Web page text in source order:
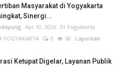
Masyarakat di Yogyakarta
Sinergi...
Apr 10, 2026 DI Yogyakarta
YOGYAKARTA
0 60 Laporkan
Ketupat Digelar, Layanan Publik